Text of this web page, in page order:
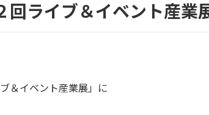
回ライブ＆イベント産業
＆イベント産業展」に